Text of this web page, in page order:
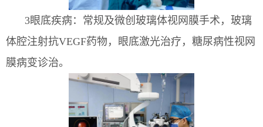
3眼底疾病：常规及微创玻璃体视网膜手术，玻璃
体腔注射抗VEGF药物，眼底激光治疗，糖尿病性视网
膜病变诊治。